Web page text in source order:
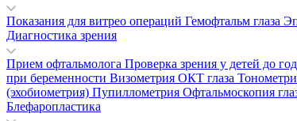
Показания для витрео операций Гемофтальм глаза
Диагностика зрения
Прием офтальмолога Проверка зрения у детей до
при беременности Визометрия ОКТ глаза
(эхобиометрия) Пупиллометрия Офтальмоскопия
Блефаропластика